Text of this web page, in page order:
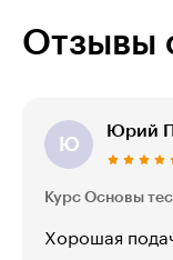
Отзывы
Ю
Юрий
Курс Основы
Хорошая